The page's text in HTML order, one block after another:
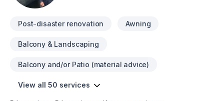
Post-disaster renovation Awning
Balcony & Landscaping
Balcony and/or Patio (material advice)
View all 50 services